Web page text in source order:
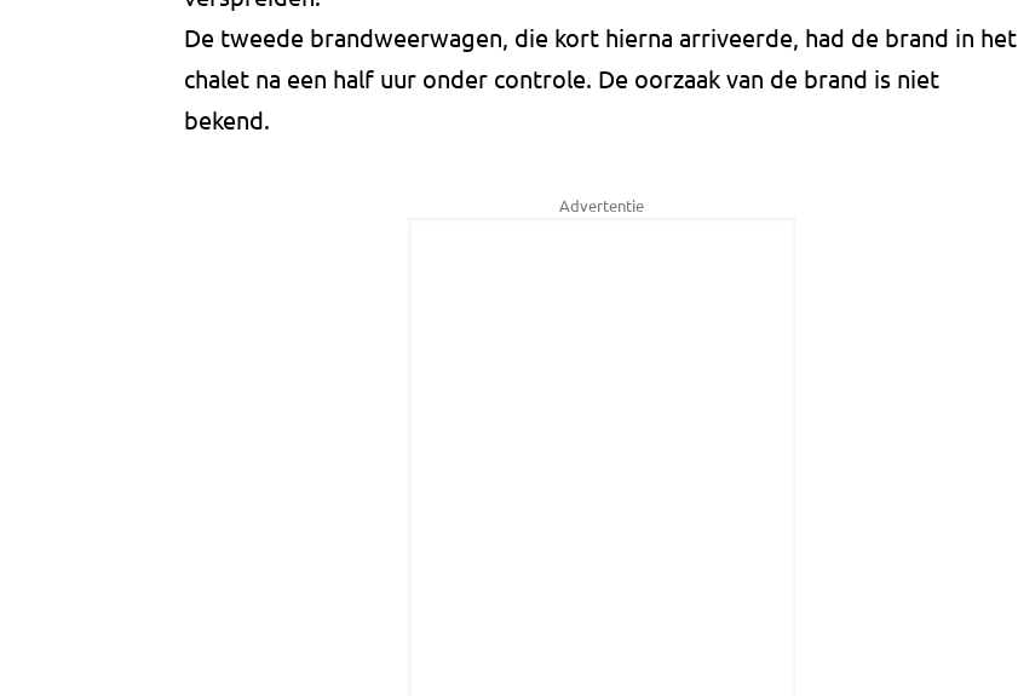
De tweede brandweerwagen, die kort hierna arriveerde, had de brand in het
chalet na een half uur onder controle. De oorzaak van de brand is niet
bekend.
Advertentie